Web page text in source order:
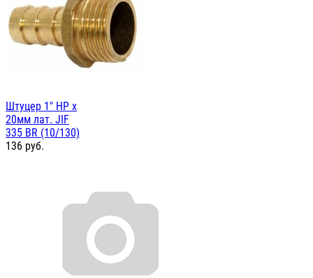
Штуцер 1" НР х
20мм лат. JIF
335 BR (10/130)
136 руб.